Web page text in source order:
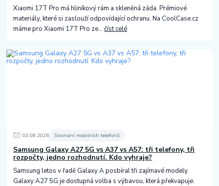
Xiaomi 17T Pro má hliníkový rám a skleněná záda. Prémiové
materiály, které si zaslouží odpovídající ochranu. Na CoolCase.cz
máme pro Xiaomi 17T Pro ze...číst celé
03.08.2026 Srovnání mobilních telefonů
Samsung Galaxy A27 5G vs A37 vs A57: tři telefony, tři
rozpočty, jedno rozhodnutí. Kdo vyhraje?
Samsung letos v řadě Galaxy A posbíral tři zajímavé modely.
Galaxy A27 5G je dostupná volba s výbavou, která překvapuje.